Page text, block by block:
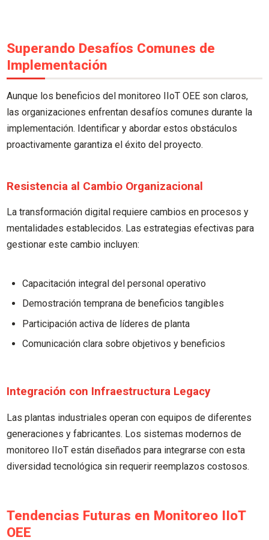
Superando Desafíos Comunes de
Implementación
Aunque los beneficios del monitoreo IIoT OEE son claros,
las organizaciones enfrentan desafíos comunes durante la
implementación. Identificar y abordar estos obstáculos
proactivamente garantiza el éxito del proyecto.
Resistencia al Cambio Organizacional
La transformación digital requiere cambios en procesos y
mentalidades establecidos. Las estrategias efectivas para
gestionar este cambio incluyen:
Capacitación integral del personal operativo
Demostración temprana de beneficios tangibles
Participación activa de líderes de planta
Comunicación clara sobre objetivos y beneficios
Integración con Infraestructura Legacy
Las plantas industriales operan con equipos de diferentes
generaciones y fabricantes. Los sistemas modernos de
monitoreo IIoT están diseñados para integrarse con esta
diversidad tecnológica sin requerir reemplazos costosos.
Tendencias Futuras en Monitoreo IIoT
OEE